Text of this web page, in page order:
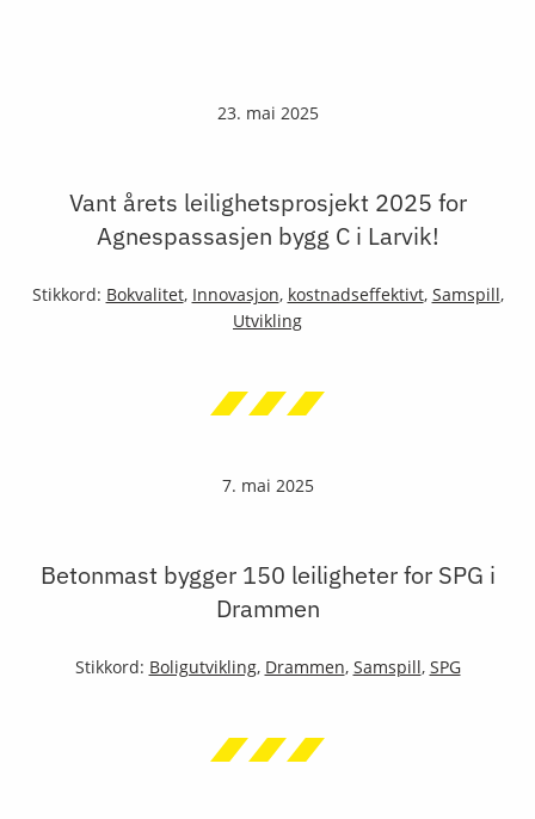
23. mai 2025
Vant årets leilighetsprosjekt 2025 for
Agnespassasjen bygg C i Larvik!
Stikkord: Bokvalitet, Innovasjon, kostnadseffektivt, Samspill,
Utvikling
7. mai 2025
Betonmast bygger 150 leiligheter for SPG i
Drammen
Stikkord: Boligutvikling, Drammen, Samspill, SPG